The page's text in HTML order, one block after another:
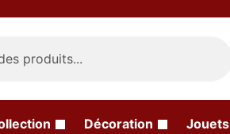
Décoration Jouets